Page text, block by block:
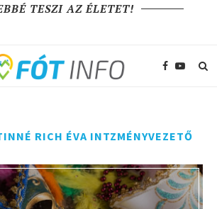
TESZI AZ ÉLETET!
RICH ÉVA INTZMÉNYVEZETŐ